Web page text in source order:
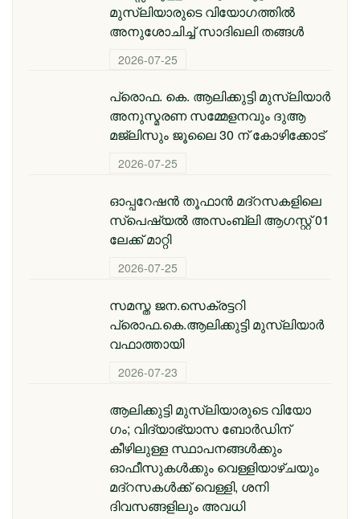
മുസ്‌ലിയാരുടെ വിയോ​ഗത്തിൽ
അനുശോചിച്ച് സാദിഖലി തങ്ങൾ
2026-07-25
പ്രൊഫ. കെ. ആലിക്കുട്ടി മുസ്‌ലിയാർ
അനുസ്മരണ സമ്മേളനവും ദുആ
മജ്ലിസും ജൂലൈ 30 ന് കോഴിക്കോട്
2026-07-25
ഓപ്പറേഷൻ തൂഫാൻ മദ്റസകളിലെ
സ്പെഷ്യൽ അസംബ്ലി ആഗസ്റ്റ് 01
ലേക്ക് മാറ്റി
2026-07-25
സമസ്ത ജന.സെക്രട്ടറി
പ്രൊഫ.കെ.ആലിക്കുട്ടി മുസ്‌ലിയാര്‍
വഫാത്തായി
2026-07-23
ആലിക്കുട്ടി മുസ്​ലിയാരുടെ വിയോ​
ഗം; വിദ്യാഭ്യാസ ബോര്‍ഡിന്
കീഴിലുള്ള സ്ഥാപനങ്ങള്‍ക്കും
ഓഫീസുകള്‍ക്കും വെള്ളിയാഴ്ചയും
മദ്റസകള്‍ക്ക് വെള്ളി, ശനി
ദിവസങ്ങളിലും അവധി